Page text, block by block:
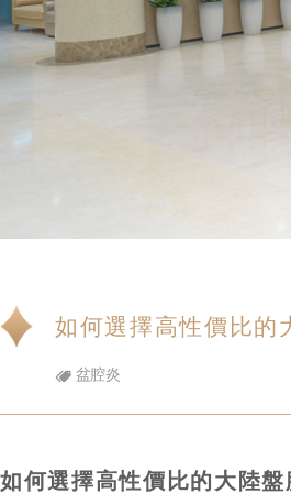
如何選擇高性價比的
盆腔炎
如何選擇高性價比的大陸盤